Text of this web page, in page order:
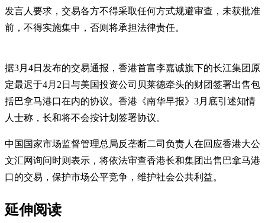
发言人要求，交易各方不得采取任何方式规避审查，未获批准
前，不得实施集中，否则将承担法律责任。
据3月4日发布的交易通报，香港首富李嘉诚旗下的长江集团原
定最迟于4月2日与美国投资公司贝莱德牵头的财团签署出售包
括巴拿马港口在内的协议。香港《南华早报》3月底引述知情
人士称，长和将不会按计划签署协议。
中国国家市场监督管理总局反垄断二司负责人在回应香港大公
文汇网询问时则表示，将依法审查香港长和集团出售巴拿马港
口的交易，保护市场公平竞争，维护社会公共利益。
延伸阅读